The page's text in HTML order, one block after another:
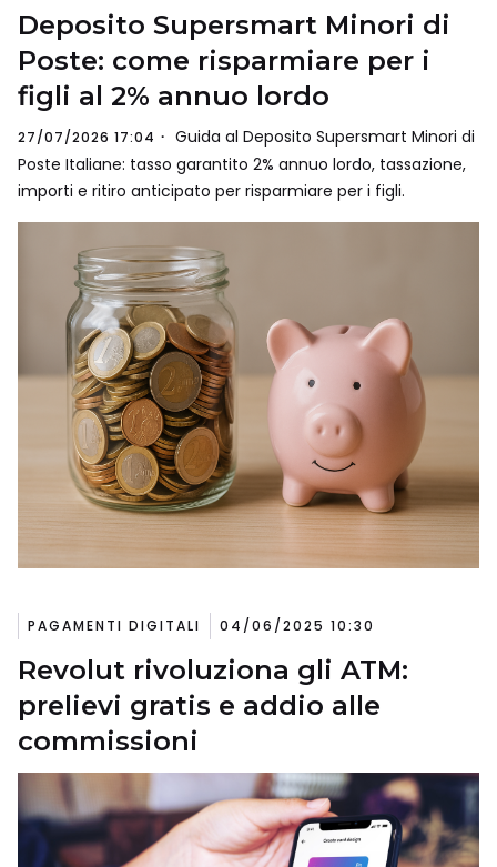
Deposito Supersmart Minori di
Poste: come risparmiare per i
figli al 2% annuo lordo
27/07/2026 17:04
Guida al Deposito Supersmart Minori di
Poste Italiane: tasso garantito 2% annuo lordo, tassazione,
importi e ritiro anticipato per risparmiare per i figli.
PAGAMENTI DIGITALI 04/06/2025 10:30
Revolut rivoluziona gli ATM:
prelievi gratis e addio alle
commissioni